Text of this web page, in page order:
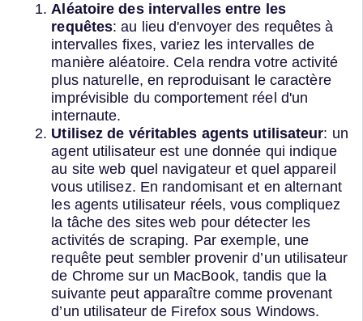
Aléatoire des intervalles entre les
requêtes: au lieu d'envoyer des requêtes à
intervalles fixes, variez les intervalles de
manière aléatoire. Cela rendra votre activité
plus naturelle, en reproduisant le caractère
imprévisible du comportement réel d'un
internaute.
Utilisez de véritables agents utilisateur: un
agent utilisateur est une donnée qui indique
au site web quel navigateur et quel appareil
vous utilisez. En randomisant et en alternant
les agents utilisateur réels, vous compliquez
la tâche des sites web pour détecter les
activités de scraping. Par exemple, une
requête peut sembler provenir d’un utilisateur
de Chrome sur un MacBook, tandis que la
suivante peut apparaître comme provenant
d’un utilisateur de Firefox sous Windows.